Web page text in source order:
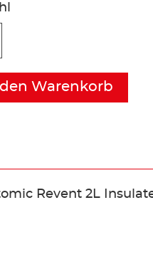
den Warenkorb
Revent 2L